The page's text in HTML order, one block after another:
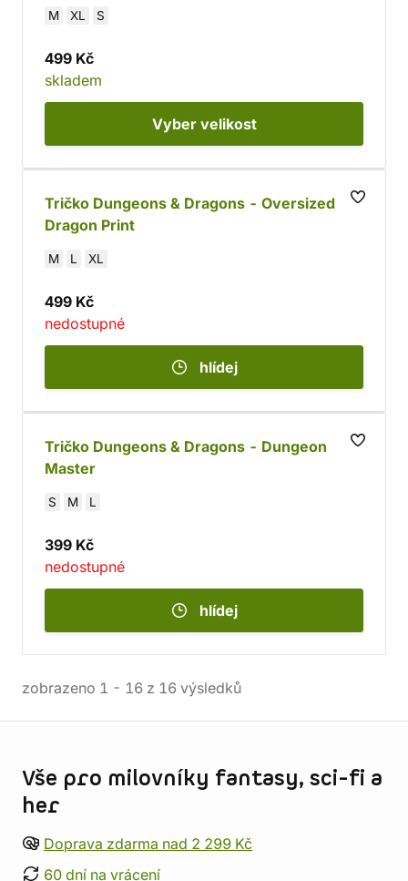
M XL S
499 Kč
skladem
Vyber velikost
Tričko Dungeons & Dragons - Oversized
Dragon Print
M L XL
499 Kč
nedostupné
hlídej
Tričko Dungeons & Dragons - Dungeon
Master
S M L
399 Kč
nedostupné
hlídej
zobrazeno 1 - 16 z 16 výsledků
Vše pro milovníky fantasy, sci-fi a
her
Doprava zdarma nad 2 299 Kč
60 dní na vrácení